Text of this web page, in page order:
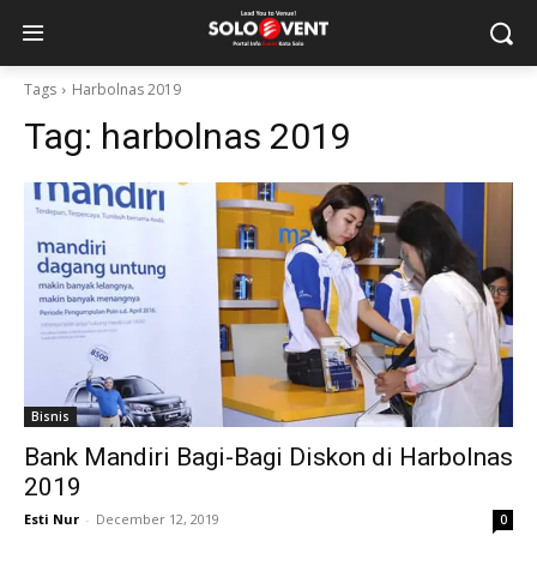
Tags Harbolnas 2019
Tag: harbolnas 2019
Bisnis
Bank Mandiri Bagi-Bagi Diskon di Harbolnas
2019
Esti Nur - December 12, 2019 0